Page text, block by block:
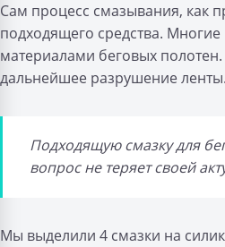
Сам процесс смазывания, как
подходящего средства.
материалами беговых
дальнейшее разрушение ленты.
Подходящую смазку для
вопрос не теряет своей
Мы выделили 4 смазки на